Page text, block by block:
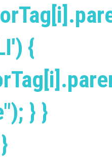
{
} }